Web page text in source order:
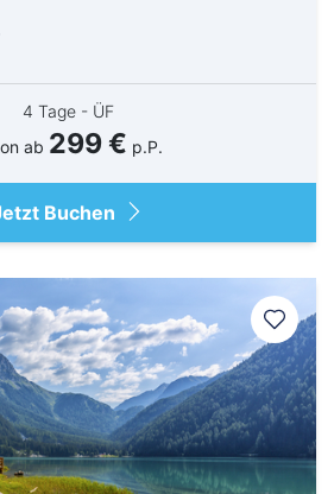
4 Tage - ÜF
ab 299 € p.P.
Buchen